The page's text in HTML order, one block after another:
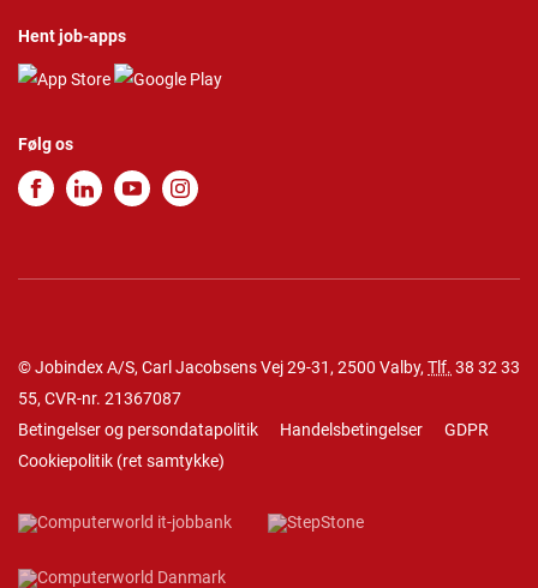
Hent job-apps
Følg os
© Jobindex A/S, Carl Jacobsens Vej 29-31, 2500 Valby, Tlf. 38 32 33
55, CVR-nr. 21367087
Betingelser og persondatapolitik
Handelsbetingelser
GDPR
Cookiepolitik (ret samtykke)